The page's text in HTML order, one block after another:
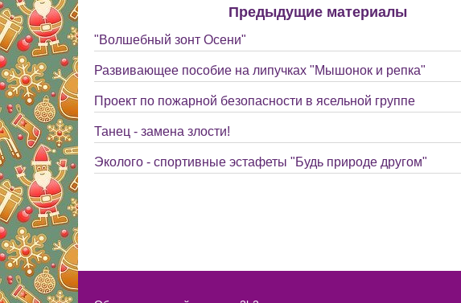
Предыдущие материалы
"Волшебный зонт Осени"
Развивающее пособие на липучках "Мышонок и репка"
Проект по пожарной безопасности в ясельной группе
Танец - замена злости!
Эколого - спортивные эстафеты "Будь природе другом"